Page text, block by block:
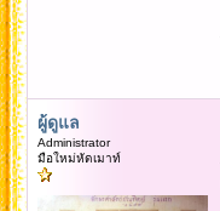
ผู้ดูแล
Administrator
มือใหม่หัดเมาท์